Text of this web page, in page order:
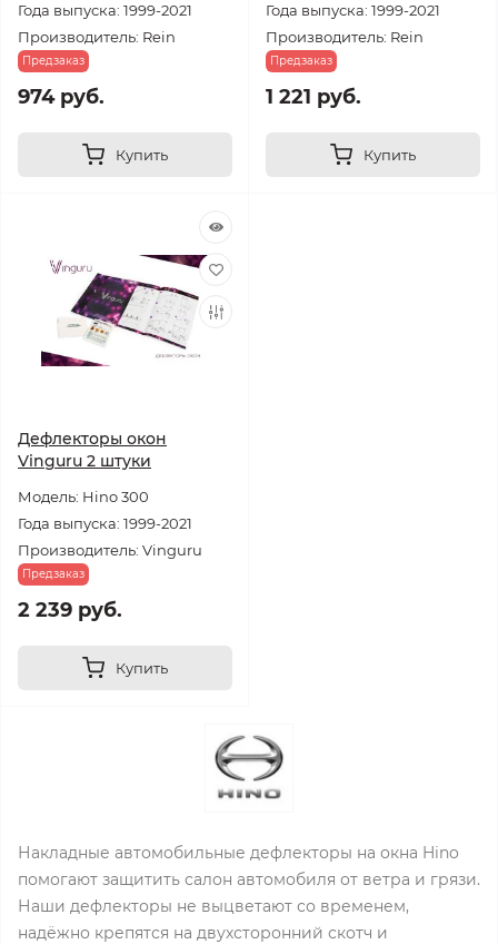
Года выпуска: 1999-2021
Производитель: Rein
Предзаказ
974 руб.
Купить
Года выпуска: 1999-2021
Производитель: Rein
Предзаказ
1 221 руб.
Купить
Дефлекторы окон
Vinguru 2 штуки
Модель: Hino 300
Года выпуска: 1999-2021
Производитель: Vinguru
Предзаказ
2 239 руб.
Купить
Накладные автомобильные дефлекторы на окна Hino
помогают защитить салон автомобиля от ветра и грязи.
Наши дефлекторы не выцветают со временем,
надёжно крепятся на двухсторонний скотч и